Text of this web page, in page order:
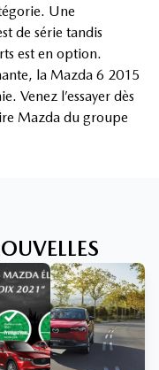
Une
de série tandis
est en option.
la Mazda 6 2015
Venez l’essayer dès
Mazda du groupe